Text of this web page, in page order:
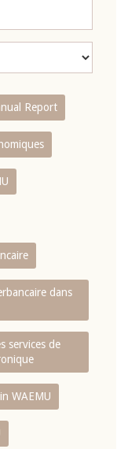
Report
dans
services de
WAEMU